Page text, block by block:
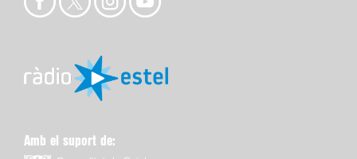
Amb el suport de: